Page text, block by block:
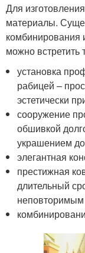
Для
материалы.
комбинирования
можно
установка
рабицей –
эстетически
сооружение
обшивкой
украшением
элегантная
престижная
длительный